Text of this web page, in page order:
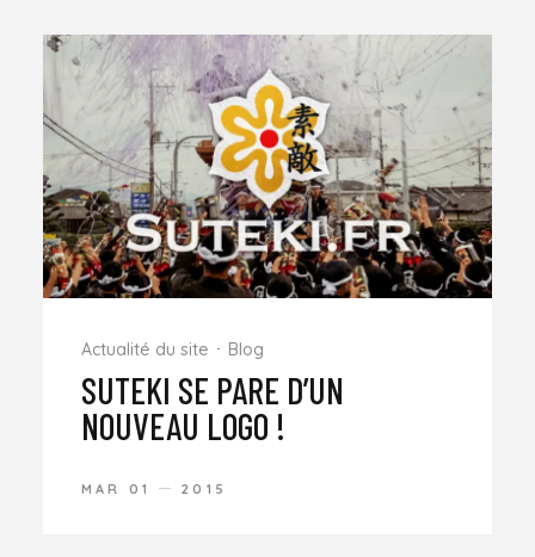
Actualité du site Blog
SUTEKI SE PARE D’UN
NOUVEAU LOGO !
MAR 01 2015